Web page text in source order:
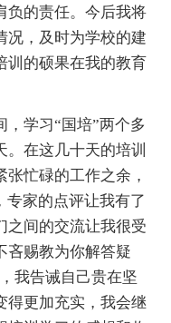
负的责任。今后我将
况，及时为学校的建
训的硕果在我的教育
学习“国培”两个多
。在这几十天的培训
忙碌的工作之余，
专家的点评让我有了
之间的交流让我很受
吝赐教为你解答疑
我告诫自己贵在坚
得更加充实，我会继